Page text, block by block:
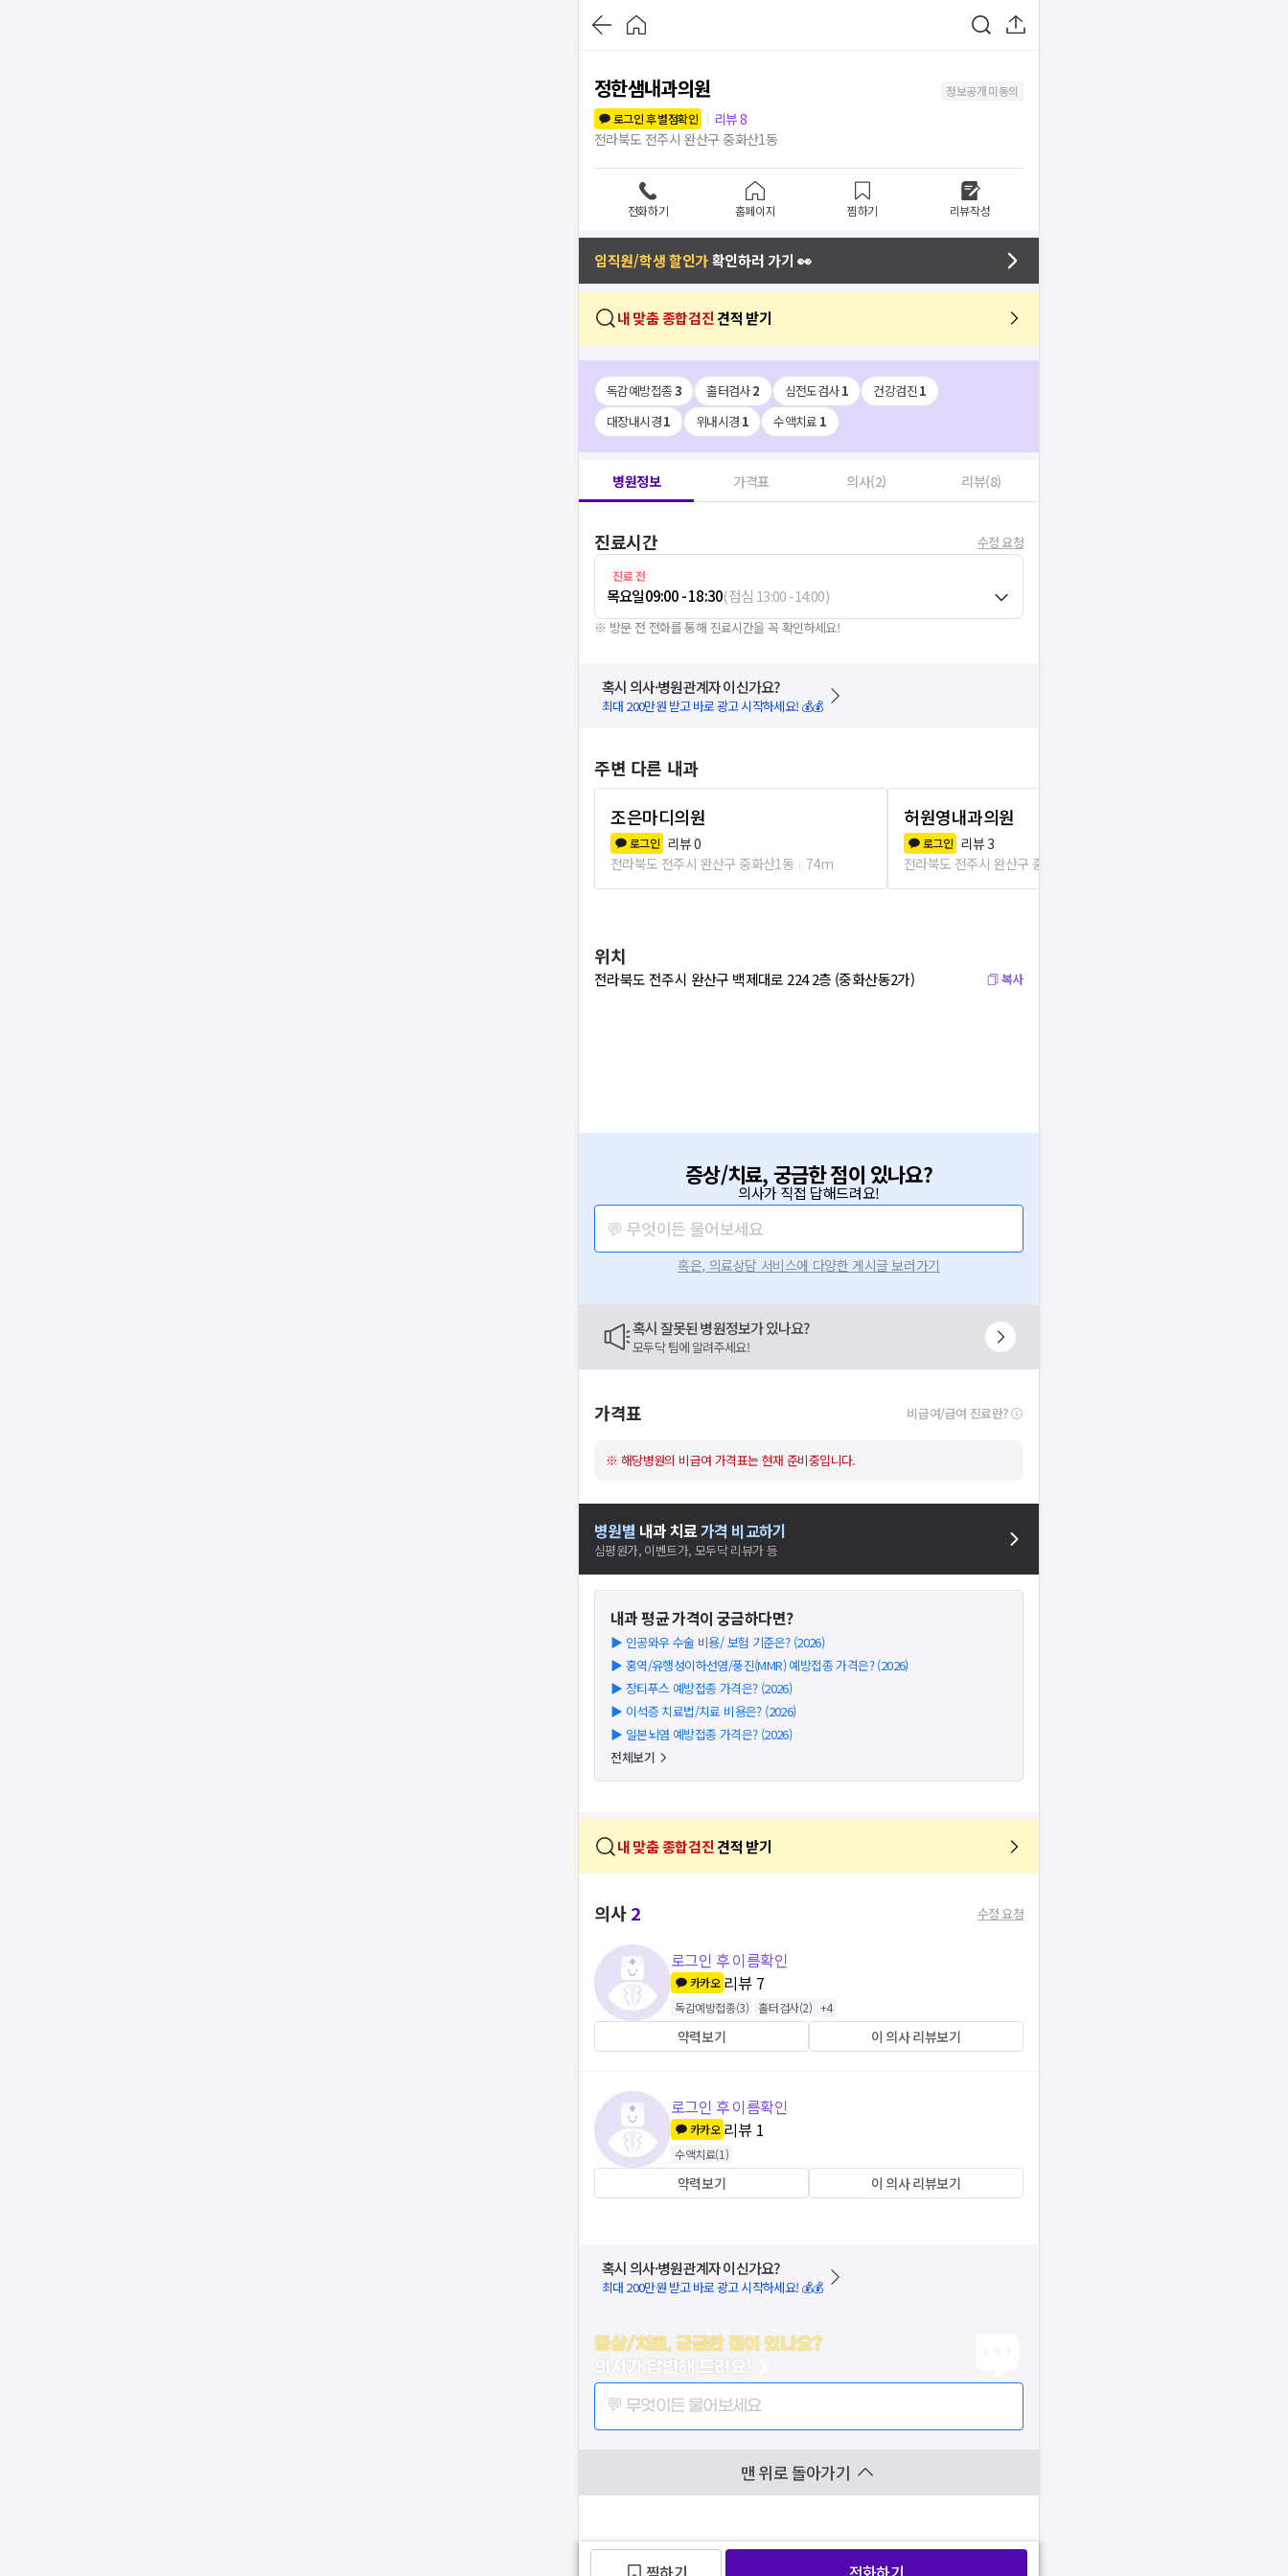
정한샘내과의원
정보공개 미동의
로그인 후 별점확인
리뷰8
전라북도 전주시 완산구 중화산1동
전화하기 홈페이지 찜하기 리뷰작성
임직원/학생 할인가확인하러 가기 👀
내 맞춤 종합검진 견적 받기
독감예방접종3 홀터검사2 심전도검사1 건강검진 1
대장내시경1 위내시경 1 수액치료 1
병원정보 가격표 의사(2) 리뷰(8)
진료시간 수정 요청
진료 전
목요일09:00 - 18:30(점심 13:00-14:00)
※ 방문 전 전화를 통해 진료시간을 꼭 확인하세요!
혹시 의사·병원관계자 이신가요?
최대 200만원 받고 바로 광고 시작하세요! 💰💰
주변 다른 내과
조은마디의원
로그인 리뷰0
전라북도 전주시 완산구 중화산1동
74m
허원영내과의원
로그인 리뷰 3
전라북도 전주시 완산구 중화산1동
위치
전라북도 전주시 완산구 백제대로 224 2층 (중화산동2가) 복사
증상/치료, 궁금한 점이 있나요?
의사가 직접 답해드려요!
💬 무엇이든 물어보세요
혹은, 의료상담 서비스에 다양한 게시글 보러가기
혹시 잘못된 병원정보가 있나요?
모두닥 팀에 알려주세요!
가격표 비급여/급여 진료란?
※ 해당병원의 비급여 가격표는 현재 준비중입니다.
병원별 내과치료가격 비교하기
심평원가, 이벤트가, 모두닥 리뷰가 등
내과평균 가격이 궁금하다면?
▶ 인공와우 수술 비용/ 보험 기준은? (2026)
▶ 홍역/유행성이하선염/풍진(MMR) 예방접종 가격은? (2026)
▶ 장티푸스 예방접종 가격은? (2026)
▶ 이석증 치료법/치료 비용은? (2026)
▶ 일본뇌염 예방접종 가격은? (2026)
전체보기
내 맞춤 종합검진 견적 받기
의사2 수정 요청
로그인 후 이름확인
카카오 리뷰 7
독감예방접종(3) 홀터검사(2) +4
약력보기 이 의사 리뷰보기
로그인 후 이름확인
카카오 리뷰 1
수액치료(1)
약력보기 이 의사 리뷰보기
혹시 의사·병원관계자 이신가요?
최대 200만원 받고 바로 광고 시작하세요! 💰💰
증상/치료, 궁금한 점이 있나요?
의사가 답변해 드려요!
💬 무엇이든 물어보세요
맨 위로 돌아가기